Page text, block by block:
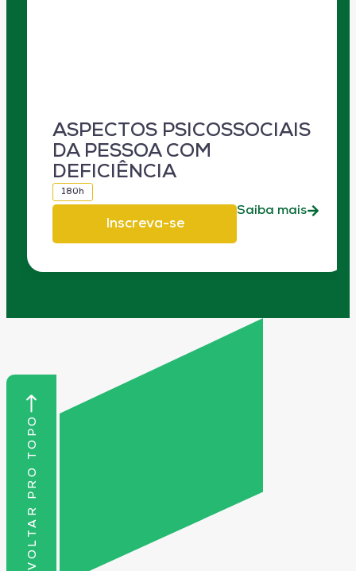
ASPECTOS PSICOSSOCIAIS
DA PESSOA COM
DEFICIÊNCIA
180h
Inscreva-se
Saiba mais
VOLTAR PRO TOPO